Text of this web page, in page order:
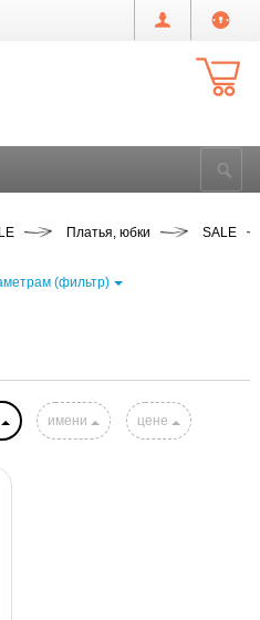
Платья, юбки SALE
(фильтр)
имени цене